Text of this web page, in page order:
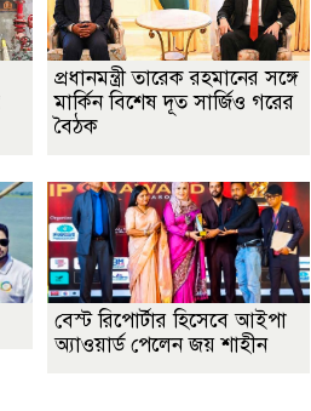
প্রধানমন্ত্রী তারেক রহমানের সঙ্গে
মার্কিন বিশেষ দূত সার্জিও গরের
বৈঠক
বেস্ট রিপোর্টার হিসেবে আইপা
অ্যাওয়ার্ড পেলেন জয় শাহীন